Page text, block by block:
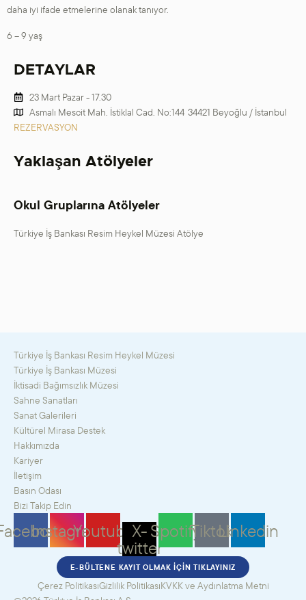
daha iyi ifade etmelerine olanak tanıyor.
6 – 9 yaş
DETAYLAR
23 Mart Pazar - 17.30
Asmalı Mescit Mah. İstiklal Cad. No:144 34421 Beyoğlu / İstanbul
REZERVASYON
Yaklaşan Atölyeler
Okul Gruplarına Atölyeler
Türkiye İş Bankası Resim Heykel Müzesi Atölye
Türkiye İş Bankası Resim Heykel Müzesi
Türkiye İş Bankası Müzesi
İktisadi Bağımsızlık Müzesi
Sahne Sanatları
Sanat Galerileri
Kültürel Mirasa Destek
Hakkımızda
Kariyer
İletişim
Basın Odası
Bizi Takip Edin
InstagramYoutubeX-
twitter
SpotifyTiktokLinkedin
E-BÜLTENE KAYIT OLMAK İÇIN TIKLAYINIZ
Çerez PolitikasıGizlilik PolitikasıKVKK ve Aydınlatma Metni